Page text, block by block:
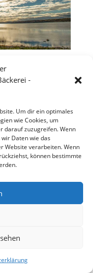
-
Um dir ein optimales
wie Cookies, um
darauf zuzugreifen. Wenn
Daten wie das
Website verarbeiten. Wenn
können bestimmte